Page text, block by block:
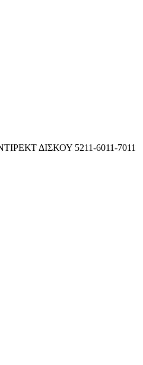
ΔΙΣΚΟΥ 5211-6011-7011